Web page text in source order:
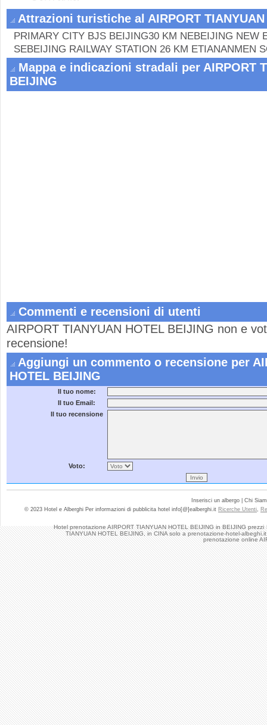
Hotel prenotazione AIRPORT TIANYUAN HOTEL BEIJING in BEIJING prezzi
TIANYUAN HOTEL BEIJING, in CINA solo a prenotazione-hotel-
prenotazione online
Attrazioni turistiche al AIRPORT TIANYUAN
PRIMARY CITY BJS BEIJING30 KM NEBEIJING NEW
SEBEIJING RAILWAY STATION 26 KM ETIANANMEN
Mappa e indicazioni stradali per AIRPORT
BEIJING
Commenti e recensioni di utenti
AIRPORT TIANYUAN HOTEL BEIJING non e
recensione!
Aggiungi un commento o recensione per
HOTEL BEIJING
Il tuo nome:
Il tuo Email:
Il tuo recensione
Voto:
Inserisci un albergo | Chi
© 2023 Hotel e Alberghi Per informazioni di pubblicita hotel info[@]ealberghi.it Ricerche Utenti,